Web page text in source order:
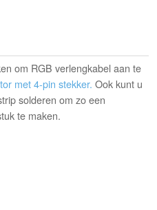
om RGB verlengkabel aan te
met 4-pin stekker. Ook kunt u
solderen om zo een
te maken.